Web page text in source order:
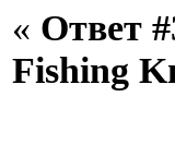
« Ответ
Fishing